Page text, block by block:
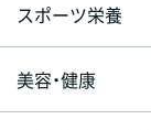
スポーツ栄養
美容・健康